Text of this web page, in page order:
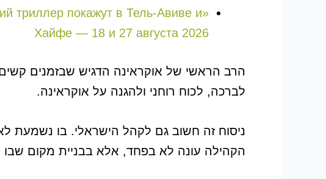
триллер покажут в Тель-Авиве и
Хайфе — 18 и 27 августа 2026
הרב הראשי של אוקראינה הדגיש שבזמנים
לברכה, לכוח רוחני ולהגנה על אוקראינה.
ניסוח זה חשוב גם לקהל הישראלי. בו נשמעת
הקהילה עונה לא בפחד, אלא בבניית מקום שבו